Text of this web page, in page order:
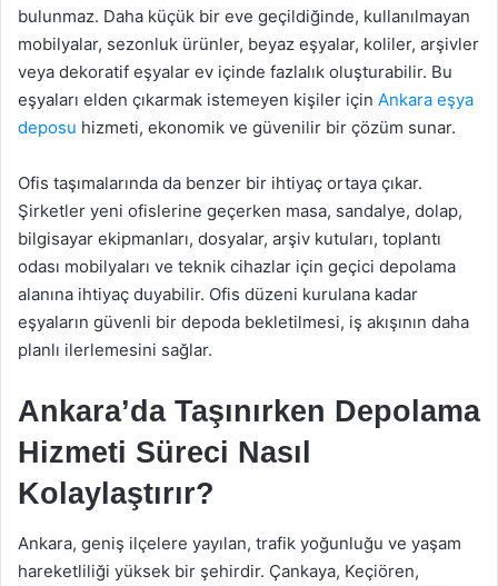
bulunmaz. Daha küçük bir eve geçildiğinde, kullanılmayan
mobilyalar, sezonluk ürünler, beyaz eşyalar, koliler, arşivler
veya dekoratif eşyalar ev içinde fazlalık oluşturabilir. Bu
eşyaları elden çıkarmak istemeyen kişiler için Ankara eşya
deposu hizmeti, ekonomik ve güvenilir bir çözüm sunar.
Ofis taşımalarında da benzer bir ihtiyaç ortaya çıkar.
Şirketler yeni ofislerine geçerken masa, sandalye, dolap,
bilgisayar ekipmanları, dosyalar, arşiv kutuları, toplantı
odası mobilyaları ve teknik cihazlar için geçici depolama
alanına ihtiyaç duyabilir. Ofis düzeni kurulana kadar
eşyaların güvenli bir depoda bekletilmesi, iş akışının daha
planlı ilerlemesini sağlar.
Ankara’da Taşınırken Depolama
Hizmeti Süreci Nasıl
Kolaylaştırır?
Ankara, geniş ilçelere yayılan, trafik yoğunluğu ve yaşam
hareketliliği yüksek bir şehirdir. Çankaya, Keçiören,